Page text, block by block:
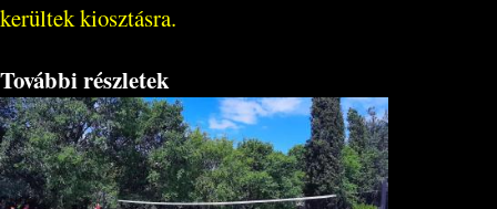
kerültek kiosztásra.
További részletek